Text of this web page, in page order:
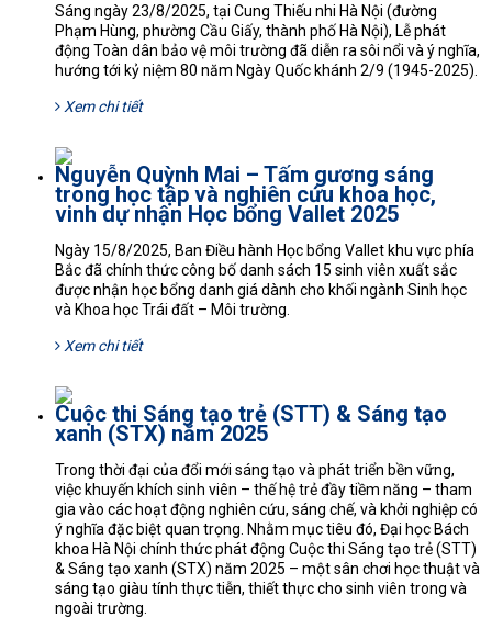
Sáng ngày 23/8/2025, tại Cung Thiếu nhi Hà Nội (đường
Phạm Hùng, phường Cầu Giấy, thành phố Hà Nội), Lễ phát
động Toàn dân bảo vệ môi trường đã diễn ra sôi nổi và ý nghĩa,
hướng tới kỷ niệm 80 năm Ngày Quốc khánh 2/9 (1945-2025).
Xem chi tiết
Nguyễn Quỳnh Mai – Tấm gương sáng
trong học tập và nghiên cứu khoa học,
vinh dự nhận Học bổng Vallet 2025
Ngày 15/8/2025, Ban Điều hành Học bổng Vallet khu vực phía
Bắc đã chính thức công bố danh sách 15 sinh viên xuất sắc
được nhận học bổng danh giá dành cho khối ngành Sinh học
và Khoa học Trái đất – Môi trường.
Xem chi tiết
Cuộc thi Sáng tạo trẻ (STT) & Sáng tạo
xanh (STX) năm 2025
Trong thời đại của đổi mới sáng tạo và phát triển bền vững,
việc khuyến khích sinh viên – thế hệ trẻ đầy tiềm năng – tham
gia vào các hoạt động nghiên cứu, sáng chế, và khởi nghiệp có
ý nghĩa đặc biệt quan trọng. Nhằm mục tiêu đó, Đại học Bách
khoa Hà Nội chính thức phát động Cuộc thi Sáng tạo trẻ (STT)
& Sáng tạo xanh (STX) năm 2025 – một sân chơi học thuật và
sáng tạo giàu tính thực tiễn, thiết thực cho sinh viên trong và
ngoài trường.